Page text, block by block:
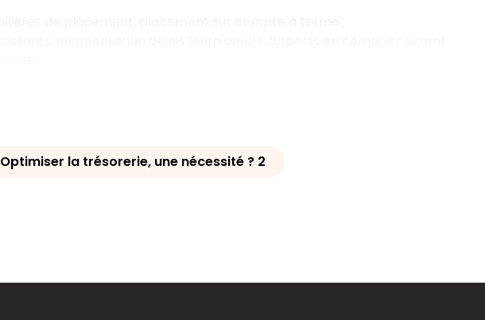
Optimiser la trésorerie, une nécessité ? 2